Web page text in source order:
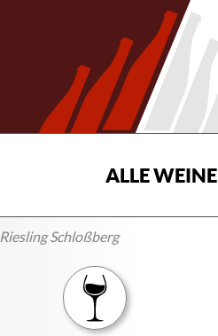
ALLE WEINE
Riesling Schloßberg